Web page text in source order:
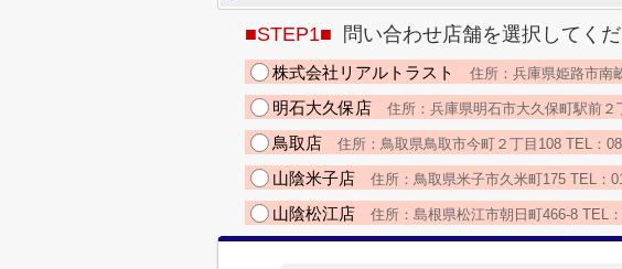
■STEP1■ 問い合わせ店舗を選択してく
株式会社リアルトラスト 住所：兵庫県姫路市南
明石大久保店 住所：兵庫県明石市大久保町駅前
鳥取店 住所：鳥取県鳥取市今町２丁目108 TEL：
山陰米子店 住所：鳥取県米子市久米町175 TEL：
山陰松江店 住所：島根県松江市朝日町466-8 TEL